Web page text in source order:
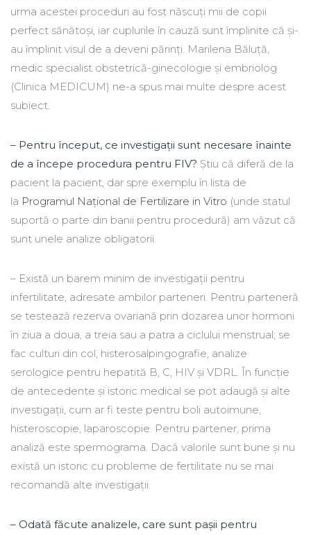
urma acestei proceduri au fost născuți mii de copii
perfect sănătoși, iar cuplurile în cauză sunt împlinite că și-
au împlinit visul de a deveni părinți. Marilena Băluță,
medic specialist obstetrică-ginecologie şi embriolog
(Clinica MEDICUM) ne-a spus mai multe despre acest
subiect.
– Pentru început, ce investigaţii sunt necesare înainte
de a începe procedura pentru FIV? Ştiu că diferă de la
pacient la pacient, dar spre exemplu în lista de
la Programul Naţional de Fertilizare in Vitro (unde statul
suportă o parte din banii pentru procedură) am văzut că
sunt unele analize obligatorii.
– Există un barem minim de investigaţii pentru
infertilitate, adresate ambilor parteneri. Pentru parteneră
se testează rezerva ovariană prin dozarea unor hormoni
în ziua a doua, a treia sau a patra a ciclului menstrual; se
fac culturi din col, histerosalpingografie, analize
serologice pentru hepatită B, C, HIV şi VDRL. În funcţie
de antecedente şi istoric medical se pot adaugă şi alte
investigaţii, cum ar fi teste pentru boli autoimune,
histeroscopie, laparoscopie. Pentru partener, prima
analiză este spermograma. Dacă valorile sunt bune și nu
există un istoric cu probleme de fertilitate nu se mai
recomandă alte investigaţii.
– Odată făcute analizele, care sunt paşii pentru